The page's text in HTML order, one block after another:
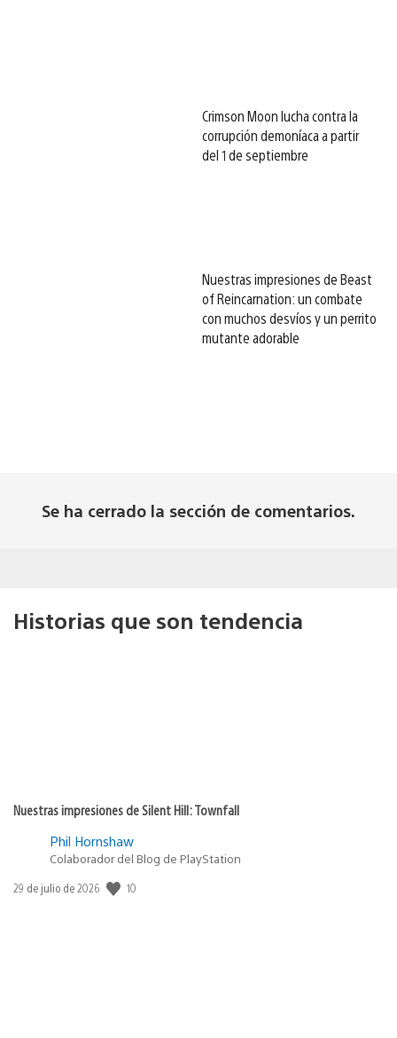
Crimson Moon lucha contra la
corrupción demoníaca a partir
del 1 de septiembre
Nuestras impresiones de Beast
of Reincarnation: un combate
con muchos desvíos y un perrito
mutante adorable
Se ha cerrado la sección de comentarios.
Historias que son tendencia
Nuestras impresiones de Silent Hill: Townfall
Phil Hornshaw
Colaborador del Blog de PlayStation
Fecha
29 de julio de 2026 10